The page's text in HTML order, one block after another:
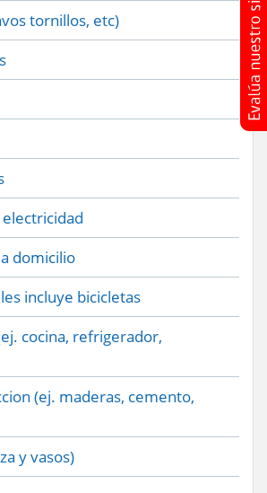
tornillos, etc)
domicilio
incluye bicicletas
cocina, refrigerador,
(ej. maderas, cemento,
y vasos)